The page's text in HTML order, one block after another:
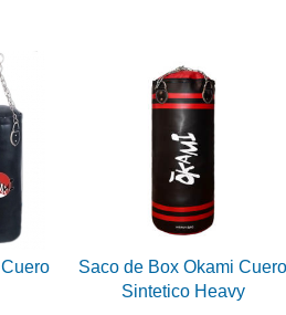
Saco de Box Okami Cuero
Sintetico Heavy